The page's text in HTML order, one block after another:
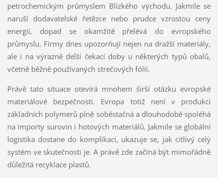
petrochemickým průmyslem Blízkého východu. Jakmile se
naruší dodavatelské řetězce nebo prudce vzrostou ceny
energií, dopad se okamžitě přelévá do evropského
průmyslu. Firmy dnes upozorňují nejen na dražší materiály,
ale i na výrazně delší čekací doby u některých typů obalů,
včetně běžně používaných strečových fólií.
Právě tato situace otevírá mnohem širší otázku evropské
materiálové bezpečnosti. Evropa totiž není v produkci
základních polymerů plně soběstačná a dlouhodobě spoléhá
na importy surovin i hotových materiálů. Jakmile se globální
logistika dostane do komplikací, ukazuje se, jak citlivý celý
systém ve skutečnosti je. A právě zde začíná být mimořádně
důležitá recyklace plastů.